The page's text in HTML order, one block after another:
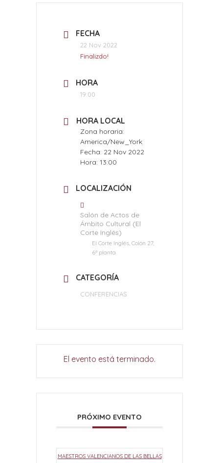
FECHA
22 Nov 2022
Finalizdo!
HORA
19:00
HORA LOCAL
Zona horaria:
America/New_York
Fecha: 22 Nov 2022
Hora: 13:00
LOCALIZACIÓN
Salón de Actos de
Ámbito Cultural (El
Corte Inglés)
El Corte Inglés, Colón 27,
6ª planta
CATEGORÍA
CONFERENCIAS
El evento está terminado.
PRÓXIMO EVENTO
MAESTROS VALENCIANOS DE LAS BELLAS